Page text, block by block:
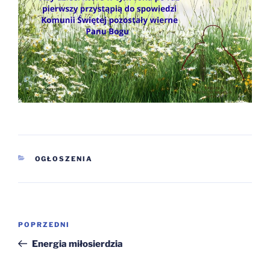
KATEGORIE
OGŁOSZENIA
Poprzedni
wpis
POPRZEDNI
Energia miłosierdzia